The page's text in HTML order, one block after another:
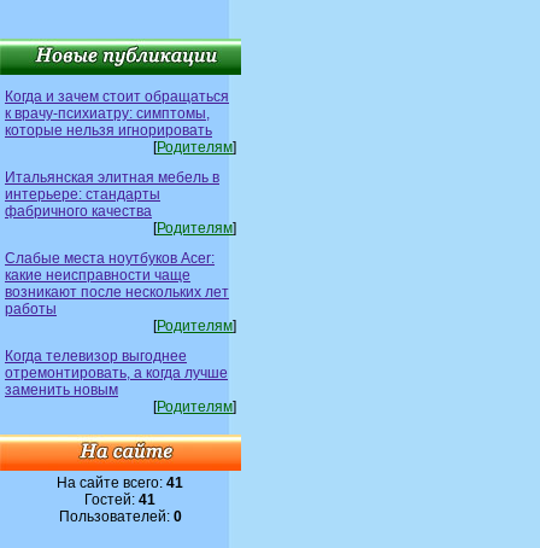
Когда и зачем стоит обращаться
к врачу-психиатру: симптомы,
которые нельзя игнорировать
[Родителям]
Итальянская элитная мебель в
интерьере: стандарты
фабричного качества
[Родителям]
Слабые места ноутбуков Acer:
какие неисправности чаще
возникают после нескольких лет
работы
[Родителям]
Когда телевизор выгоднее
отремонтировать, а когда лучше
заменить новым
[Родителям]
На сайте всего:41
Гостей:41
Пользователей: 0